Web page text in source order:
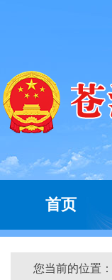
首页
您当前的位置：